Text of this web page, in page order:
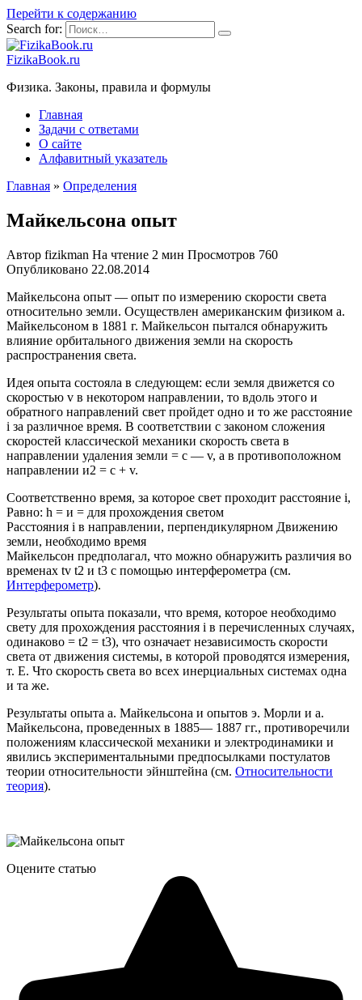
Перейти к содержанию
Search for:
FizikaBook.ru
Физика. Законы, правила и формулы
Главная
Задачи с ответами
О сайте
Алфавитный указатель
Главная » Определения
Майкельсона опыт
Автор fizikman На чтение 2 мин Просмотров 760
Опубликовано 22.08.2014
Майкельсона опыт — опыт по измерению скорости света
относительно земли. Осуществлен американским физиком а.
Майкельсоном в 1881 г. Майкельсон пытался обнаружить
влияние орбитального движения земли на скорость
распространения света.
Идея опыта состояла в следующем: если земля движется со
скоростью v в некотором направлении, то вдоль этого и
обратного направлений свет пройдет одно и то же расстояние
i за различное время. В соответствии с законом сложения
скоростей классической механики скорость света в
направлении удаления земли = с — v, а в противоположном
направлении и2 = с + v.
Соответственно время, за которое свет проходит расстояние i,
Равно: h = и = для прохождения светом
Расстояния i в направлении, перпендикулярном Движению
земли, необходимо время
Майкельсон предполагал, что можно обнаружить различия во
временах tv t2 и t3 с помощью интерферометра (см.
Интерферометр).
Результаты опыта показали, что время, которое необходимо
свету для прохождения расстояния i в перечисленных случаях,
одинаково = t2 = t3), что означает независимость скорости
света от движения системы, в которой проводятся измерения,
т. Е. Что скорость света во всех инерциальных системах одна
и та же.
Результаты опыта а. Майкельсона и опытов э. Морли и а.
Майкельсона, проведенных в 1885— 1887 гг., противоречили
положениям классической механики и электродинамики и
явились экспериментальными предпосылками постулатов
теории относительности эйнштейна (см. Относительности
теория).
Оцените статью